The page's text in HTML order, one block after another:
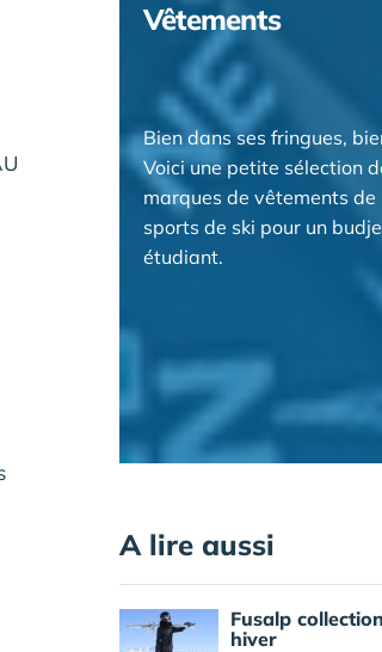
Vêtements
Bien dans ses fringues,
Voici une petite sélection
marques de vêtements de
sports de ski pour un
étudiant.
A lire aussi
Fusalp
hiver